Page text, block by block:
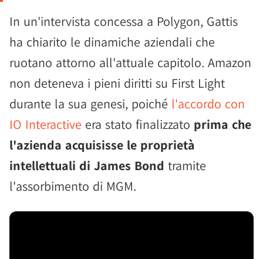
In un'intervista concessa a Polygon, Gattis
ha chiarito le dinamiche aziendali che
ruotano attorno all'attuale capitolo. Amazon
non deteneva i pieni diritti su First Light
durante la sua genesi, poiché l'accordo con
IO Interactive era stato finalizzato prima che
l'azienda acquisisse le proprietà
intellettuali di James Bond tramite
l'assorbimento di MGM.